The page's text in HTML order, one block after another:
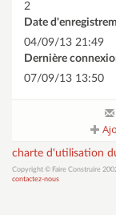
2
Date
04/09/13 21:49
Dernière
07/09/13 13:50
charte d'utilisation
Copyright © Faire Construire
contactez-nous